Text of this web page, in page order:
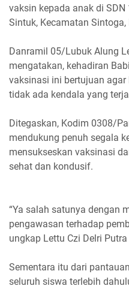
vaksin kepada anak di
Sintuk, Kecamatan
Danramil 05/Lubuk Alung
mengatakan, kehadiran
vaksinasi ini bertujuan
tidak ada kendala yang
Ditegaskan, Kodim 0308/
mendukung penuh segala
mensukseskan vaksinasi
sehat dan kondusif.
“Ya salah satunya dengan
pengawasan terhadap
ungkap Lettu Czi Delri Putra
Sementara itu dari
seluruh siswa terlebih